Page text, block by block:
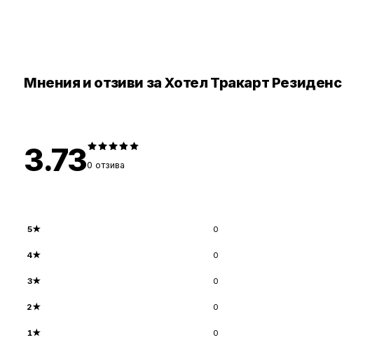
Мнения и отзиви за Хотел Тракарт Резиденс
3.730 отзива
5★ 0
4★ 0
3★ 0
2★ 0
1★ 0